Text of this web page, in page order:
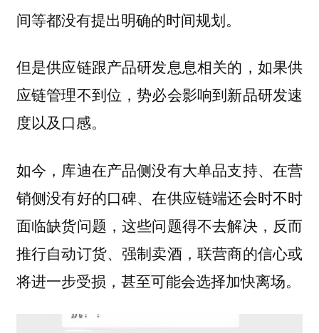
间等都没有提出明确的时间规划。
但是供应链跟产品研发息息相关的，如果供
应链管理不到位，势必会影响到新品研发速
度以及口感。
如今，库迪在产品侧没有大单品支持、在营
销侧没有好的口碑、在供应链端还会时不时
面临缺货问题，这些问题得不去解决，反而
推行自动订货、强制卖酒，联营商的信心或
将进一步受损，甚至可能会选择加快离场。